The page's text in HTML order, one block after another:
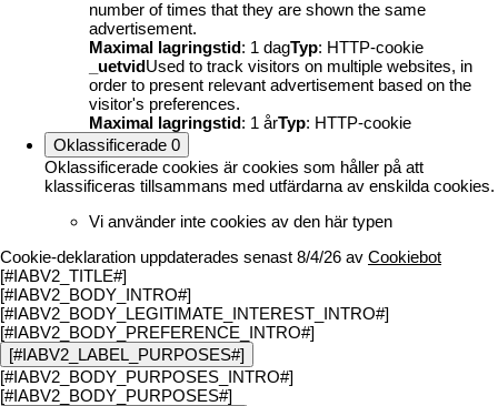
number of times that they are shown the same
advertisement.
Maximal lagringstid: 1 dagTyp: HTTP-cookie
_uetvidUsed to track visitors on multiple websites, in
order to present relevant advertisement based on the
visitor's preferences.
Maximal lagringstid: 1 årTyp: HTTP-cookie
Oklassificerade 0
Oklassificerade cookies är cookies som håller på att
klassificeras tillsammans med utfärdarna av enskilda cookies.
Vi använder inte cookies av den här typen
Cookie-deklaration uppdaterades senast 8/4/26 av Cookiebot
[#IABV2_TITLE#]
[#IABV2_BODY_INTRO#]
[#IABV2_BODY_LEGITIMATE_INTEREST_INTRO#]
[#IABV2_BODY_PREFERENCE_INTRO#]
[#IABV2_LABEL_PURPOSES#]
[#IABV2_BODY_PURPOSES_INTRO#]
[#IABV2_BODY_PURPOSES#]